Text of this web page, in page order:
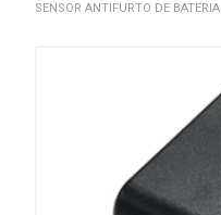
SENSOR ANTIFURTO DE BATERIA